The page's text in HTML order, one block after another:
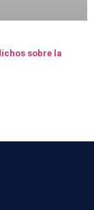
sobre la